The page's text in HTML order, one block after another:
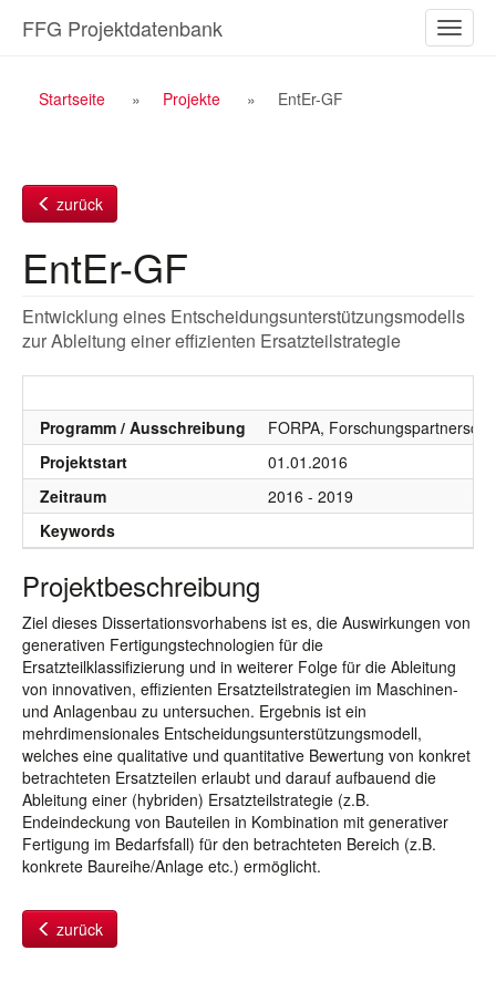
Inhalt
ein-/
FFG Projektdatenbank
Breadcrumb
Startseite Projekte EntEr-GF
zurück
EntEr-GF
Entwicklung eines Entscheidungsunterstützungsmodells
zur Ableitung einer effizienten Ersatzteilstrategie
Programm / Ausschreibung
FORPA,
Projektstart
01.01.2016
Zeitraum
2016 - 2019
Keywords
Projektbeschreibung
Ziel dieses Dissertationsvorhabens ist es, die Auswirkungen von
generativen Fertigungstechnologien für die
Ersatzteilklassifizierung und in weiterer Folge für die Ableitung
von innovativen, effizienten Ersatzteilstrategien im Maschinen-
und Anlagenbau zu untersuchen. Ergebnis ist ein
mehrdimensionales Entscheidungsunterstützungsmodell,
welches eine qualitative und quantitative Bewertung von konkret
betrachteten Ersatzteilen erlaubt und darauf aufbauend die
Ableitung einer (hybriden) Ersatzteilstrategie (z.B.
Endeindeckung von Bauteilen in Kombination mit generativer
Fertigung im Bedarfsfall) für den betrachteten Bereich (z.B.
konkrete Baureihe/Anlage etc.) ermöglicht.
zurück